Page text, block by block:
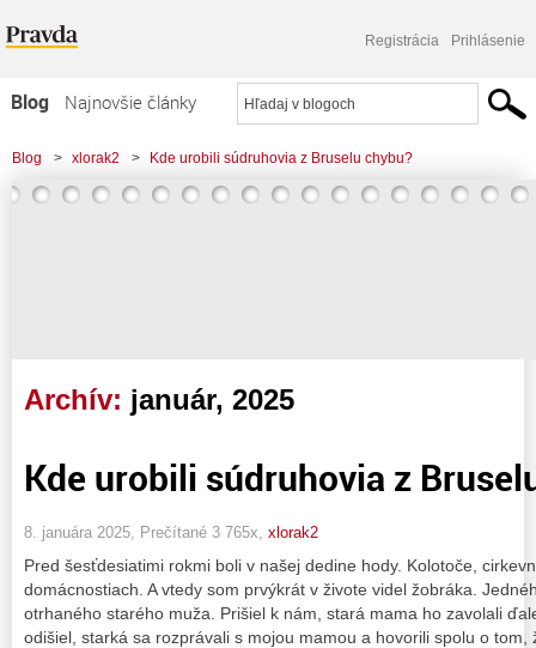
Registrácia Prihlásenie
Blog
Najnovšie články
Najčítanejšie články
Najkomentovanejšie články
Blog > xlorak2 > Kde urobili súdruhovia z Bruselu chybu?
Archív: január, 2025
Kde urobili súdruhovia z
8. januára 2025, Prečítané 3 765x, xlorak2
Pred šesťdesiatimi rokmi boli v našej dedine hody. Kolotoče,
domácnostiach. A vtedy som prvýkrát v živote videl žobráka.
otrhaného starého muža. Prišiel k nám, stará mama ho zavolali
odišiel, starká sa rozprávali s mojou mamou a hovorili spolu o